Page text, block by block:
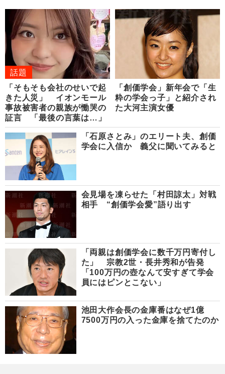
話題
「そもそも会社のせいで起
きた人災」 イオンモール
事故被害者の親族が慟哭の
証言 「最後の言葉は…」
「創価学会」新年会で「生
粋の学会っ子」と紹介され
た大河主演女優
「石原さとみ」のエリート夫、創価
学会に入信か 義父に聞いてみると
会見場を凍らせた「村田諒太」対戦
相手 “創価学会愛”語り出す
「両親は創価学会に数千万円寄付し
た」 宗教2世・長井秀和が告発
「100万円の壺なんて安すぎて学会
員にはピンとこない」
池田大作会長の金庫番はなぜ1億
7500万円の入った金庫を捨てたのか